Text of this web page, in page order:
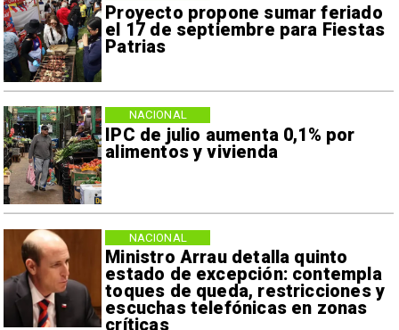
Proyecto propone sumar feriado
el 17 de septiembre para Fiestas
Patrias
IPC de julio aumenta 0,1% por
alimentos y vivienda
NACIONAL
Ministro Arrau detalla quinto
estado de excepción: contempla
toques de queda, restricciones y
escuchas telefónicas en zonas
críticas
NACIONAL